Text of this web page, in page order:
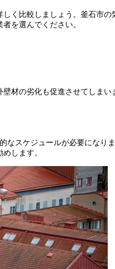
く比較しましょう。釜石市の
を選んでください。
材の劣化も促進させてしま
なスケジュールが必要になり
します。